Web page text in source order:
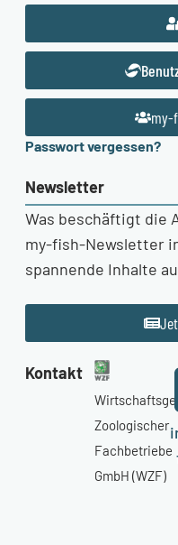
my-
Passwort vergessen?
Newsletter
Was beschäftigt die
my-fish-Newsletter
spannende Inhalte
Kontakt
Zoologischer
Fachbetriebe
GmbH (WZF)